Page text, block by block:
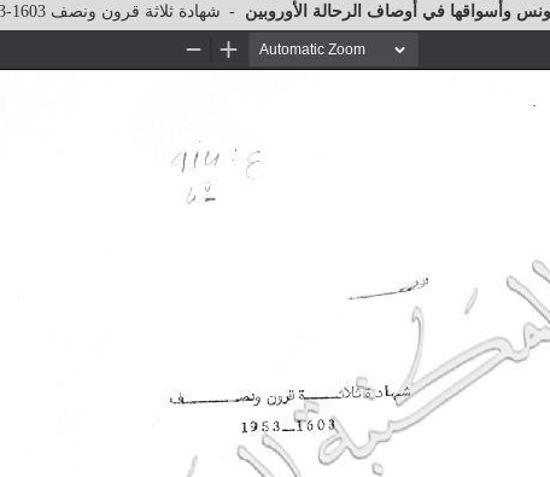
شهادة ثلاثة قرون ونصف 1603-1953 : تونس وأسواقها في أوصاف الرحالة الأوروبين -